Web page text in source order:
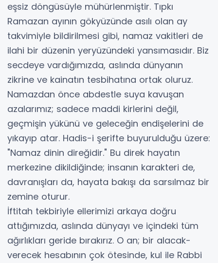
eşsiz döngüsüyle mühürlenmiştir. Tıpkı
Ramazan ayının gökyüzünde asılı olan ay
takvimiyle bildirilmesi gibi, namaz vakitleri de
ilahi bir düzenin yeryüzündeki yansımasıdır. Biz
secdeye vardığımızda, aslında dünyanın
zikrine ve kainatın tesbihatına ortak oluruz.
​Namazdan önce abdestle suya kavuşan
azalarımız; sadece maddi kirlerini değil,
geçmişin yükünü ve geleceğin endişelerini de
yıkayıp atar. Hadis-i şerifte buyurulduğu üzere:
"Namaz dinin direğidir." Bu direk hayatın
merkezine dikildiğinde; insanın karakteri de,
davranışları da, hayata bakışı da sarsılmaz bir
zemine oturur.
​İftitah tekbiriyle ellerimizi arkaya doğru
attığımızda, aslında dünyayı ve içindeki tüm
ağırlıkları geride bırakırız. O an; bir alacak-
verecek hesabının çok ötesinde, kul ile Rabbi